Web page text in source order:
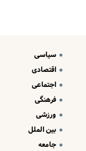
سیاسی
اقتصادی
اجتماعی
فرهنگی
ورزشی
بین الملل
جامعه